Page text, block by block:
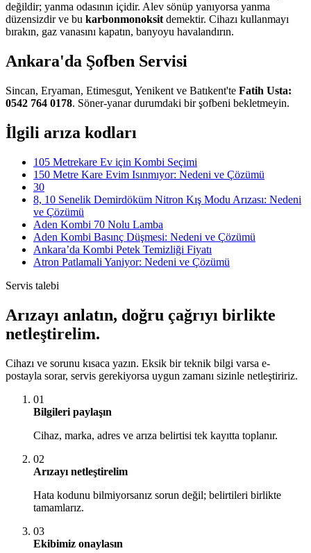
değildir; yanma odasının içidir. Alev sönüp yanıyorsa yanma
düzensizdir ve bu karbonmonoksit demektir. Cihazı kullanmayı
bırakın, gaz vanasını kapatın, banyoyu havalandırın.
Ankara'da Şofben Servisi
Sincan, Eryaman, Etimesgut, Yenikent ve Batıkent'te Fatih Usta:
0542 764 0178. Söner-yanar durumdaki bir şofbeni bekletmeyin.
İlgili arıza kodları
105 Metrekare Ev için Kombi Seçimi
150 Metre Kare Evim Isınmıyor: Nedeni ve Çözümü
30
8, 10 Senelik Demirdöküm Nitron Kış Modu Arızası: Nedeni
ve Çözümü
Aden Kombi 70 Nolu Lamba
Aden Kombi Basınç Düşmesi: Nedeni ve Çözümü
Ankara’da Kombi Petek Temizliği Fiyatı
Atron Patlamali Yaniyor: Nedeni ve Çözümü
Servis talebi
Arızayı anlatın, doğru çağrıyı birlikte
netleştirelim.
Cihazı ve sorunu kısaca yazın. Eksik bir teknik bilgi varsa e-
postayla sorar, servis gerekiyorsa uygun zamanı sizinle netleştiririz.
01
Bilgileri paylaşın
Cihaz, marka, adres ve arıza belirtisi tek kayıtta toplanır.
02
Arızayı netleştirelim
Hata kodunu bilmiyorsanız sorun değil; belirtileri birlikte
tamamlarız.
03
Ekibimiz onaylasın